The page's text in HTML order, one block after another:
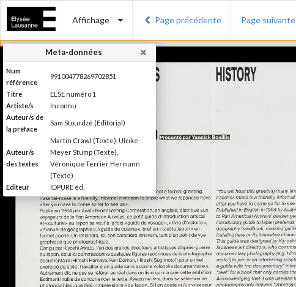
Affichage Page précédente Page suivante
Meta-données
Num
référence
991004778269702851
Titre
ELSE numéro 1
Artiste/s
Inconnu
Auteur/s de
la préface
Sam Stourdzé (Editorial)
Auteur/s
des textes
Martin Crawl (Texte), Ulrike
Meyer Stump (Texte),
Véronique Terrier Hermann
(Texte)
Editeur
IDPURE éd.
Lieu
Morges
2011
Production du Musée de
l'Elysée Else se définit comme
étant un magazine de "l'autre"
photographie, la photographie